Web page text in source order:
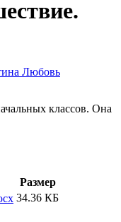
Любовь
классов. Она
Размер
34.36 КБ